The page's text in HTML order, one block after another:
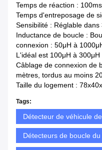
Temps de réaction : 100ms
Temps d'entreposage de
Sensibilité : Réglable
Inductance de boucle :
connexion : 50μH à
L'idéal est 100μH à 300μH
Câblage de connexion de
mètres, tordus au moins
Taille du logement :
Tags:
Détecteur de véhicule
Détecteurs de boucle